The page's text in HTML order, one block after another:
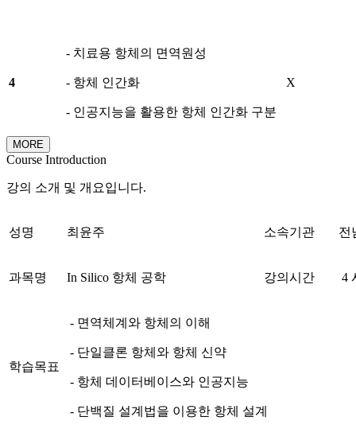
4
- 치료용 항체의 면역원성
- 항체 인간화
- 인공지능을 활용한 항체 인간화 구분
X
MORE
Course Introduction
강의 소개 및 개요입니다.
성명 최윤주 소속기관 전
과목명 In Silico 항체 공학 강의시간 4
학습목표
- 면역체계와 항체의 이해
- 단일클론 항체와 항체 신약
- 항체 데이터베이스와 인공지능
- 단백질 설계법을 이용한 항체 설계